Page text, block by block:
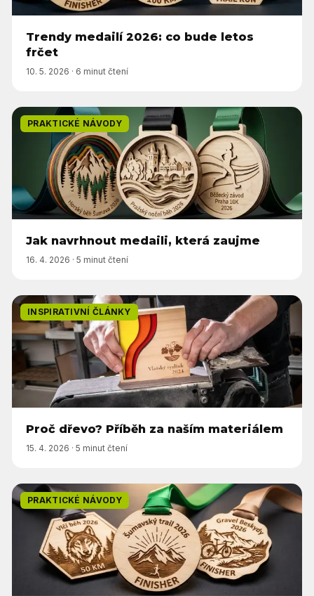
Trendy medailí 2026: co bude letos
frčet
10. 5. 2026 · 6 minut čtení
PRAKTICKÉ NÁVODY
Jak navrhnout medaili, která zaujme
16. 4. 2026 · 5 minut čtení
INSPIRATIVNÍ ČLÁNKY
Proč dřevo? Příběh za naším materiálem
15. 4. 2026 · 5 minut čtení
PRAKTICKÉ NÁVODY